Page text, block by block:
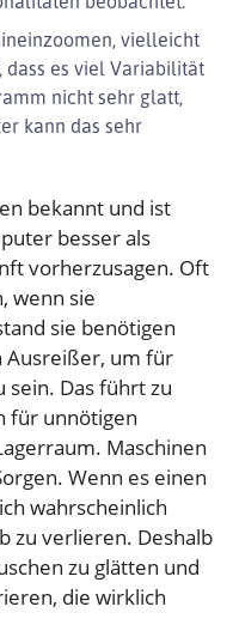
vielleicht
dass es viel Variabilität
nicht sehr glatt,
kann das sehr
bekannt und ist
besser als
vorherzusagen. Oft
wenn sie
sie benötigen
Ausreißer, um für
sein. Das führt zu
für unnötigen
Maschinen
Wenn es einen
wahrscheinlich
zu verlieren. Deshalb
zu glätten und
die wirklich